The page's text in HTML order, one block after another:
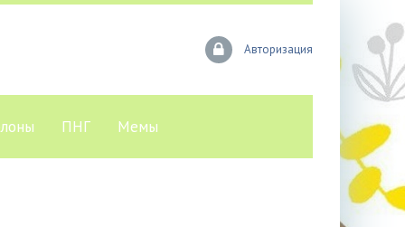
Авторизация
ПНГ Мемы